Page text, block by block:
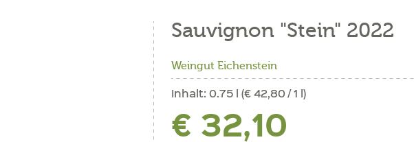
Sauvignon "Stein" 2022
Weingut Eichenstein
Inhalt:0.75 l (€ 42,80 / 1 l)
€ 32,10